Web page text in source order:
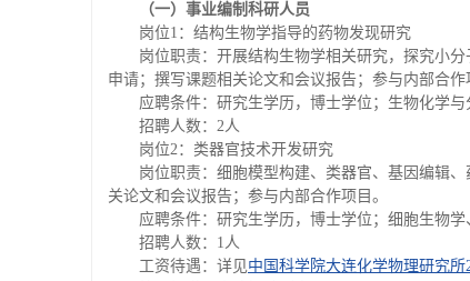
（一）事业编制科研人员
岗位1：结构生物学指导的药物发现研究
岗位职责：开展结构生物学相关研究，探究小
申请；撰写课题相关论文和会议报告；参与内部合作
应聘条件：研究生学历，博士学位；生物化学
招聘人数：2人
岗位2：类器官技术开发研究
岗位职责：细胞模型构建、类器官、基因编辑
关论文和会议报告；参与内部合作项目。
应聘条件：研究生学历，博士学位；细胞生物
招聘人数：1人
工资待遇：详见中国科学院大连化学物理研究